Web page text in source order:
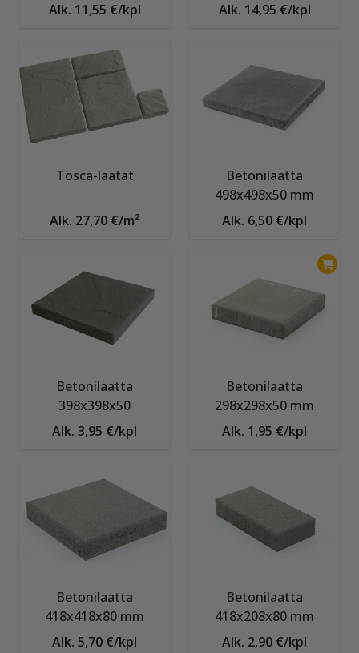
Alk. 11,55 €/kpl
Alk. 14,95 €/kpl
Tosca-laatat
Alk. 27,70 €/m²
Betonilaatta
498x498x50 mm
Alk. 6,50 €/kpl
Betonilaatta
398x398x50
Alk. 3,95 €/kpl
Betonilaatta
298x298x50 mm
Alk. 1,95 €/kpl
Betonilaatta
418x418x80 mm
Alk. 5,70 €/kpl
Betonilaatta
418x208x80 mm
Alk. 2,90 €/kpl